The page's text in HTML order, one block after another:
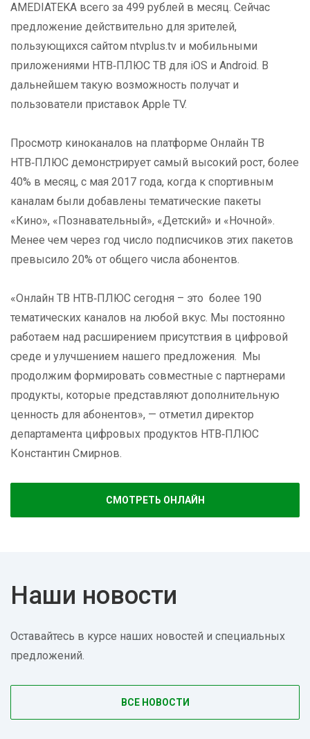
AMEDIATEKA всего за 499 рублей в месяц. Сейчас
предложение действительно для зрителей,
пользующихся сайтом ntvplus.tv и мобильными
приложениями НТВ‑ПЛЮС ТВ для iOS и Android. В
дальнейшем такую возможность получат и
пользователи приставок Apple TV.
Просмотр киноканалов на платформе Онлайн ТВ
НТВ‑ПЛЮС демонстрирует самый высокий рост, более
40% в месяц, с мая 2017 года, когда к спортивным
каналам были добавлены тематические пакеты
«Кино», «Познавательный», «Детский» и «Ночной».
Менее чем через год число подписчиков этих пакетов
превысило 20% от общего числа абонентов.
«Онлайн ТВ НТВ‑ПЛЮС сегодня – это более 190
тематических каналов на любой вкус. Мы постоянно
работаем над расширением присутствия в цифровой
среде и улучшением нашего предложения. Мы
продолжим формировать совместные с партнерами
продукты, которые представляют дополнительную
ценность для абонентов», — отметил директор
департамента цифровых продуктов НТВ‑ПЛЮС
Константин Смирнов.
СМОТРЕТЬ ОНЛАЙН
Наши новости
Оставайтесь в курсе наших новостей и специальных
предложений.
ВСЕ НОВОСТИ